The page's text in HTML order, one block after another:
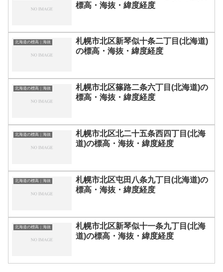
標高・海抜・緯度経度
北海道の標高｜海抜
札幌市北区新琴似十条二丁目(北海道)
の標高・海抜・緯度経度
北海道の標高｜海抜
札幌市北区篠路二条六丁目(北海道)の
標高・海抜・緯度経度
北海道の標高｜海抜
札幌市北区北二十五条西四丁目(北海
道)の標高・海抜・緯度経度
北海道の標高｜海抜
札幌市北区屯田八条九丁目(北海道)の
標高・海抜・緯度経度
北海道の標高｜海抜
札幌市北区新琴似十一条九丁目(北海
道)の標高・海抜・緯度経度